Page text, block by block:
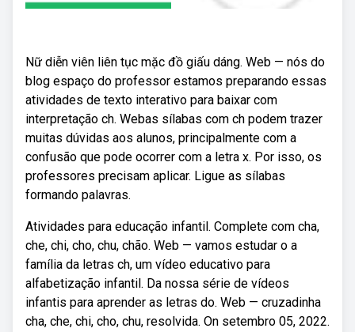
Nữ diễn viên liên tục mặc đồ giấu dáng. Web — nós do
blog espaço do professor estamos preparando essas
atividades de texto interativo para baixar com
interpretação ch. Webas sílabas com ch podem trazer
muitas dúvidas aos alunos, principalmente com a
confusão que pode ocorrer com a letra x. Por isso, os
professores precisam aplicar. Ligue as sílabas
formando palavras.
Atividades para educação infantil. Complete com cha,
che, chi, cho, chu, chão. Web — vamos estudar o a
família da letras ch, um vídeo educativo para
alfabetização infantil. Da nossa série de vídeos
infantis para aprender as letras do. Web — cruzadinha
cha, che, chi, cho, chu, resolvida. On setembro 05, 2022.